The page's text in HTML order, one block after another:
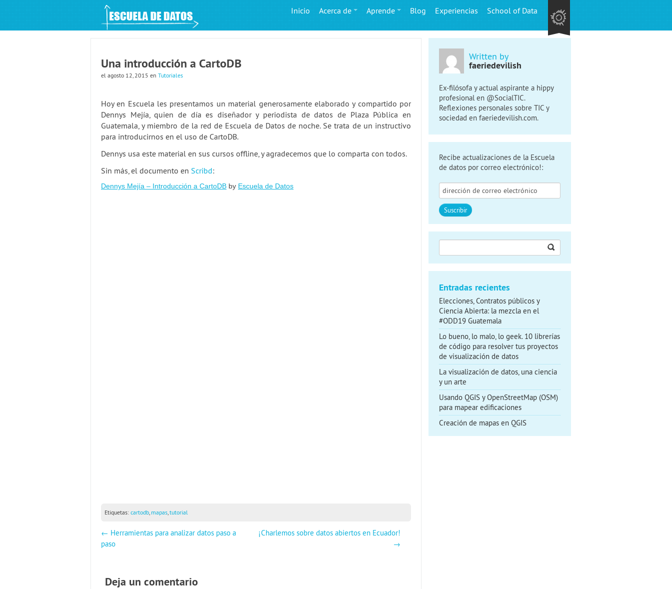
An Open Knowledge Foundation Site Inicio Acerca de Aprende Blog Experiencias School of Data
Una introducción a CartoDB
el agosto 12, 2015 en Tutoriales
Hoy en Escuela les presentamos un material generosamente elaborado y compartido por
Dennys Mejía, quien de día es diseñador y periodista de datos de Plaza Pública en
Guatemala, y miembro de la red de Escuela de Datos de noche. Se trata de un instructivo
para introducirnos en el uso de CartoDB.
Dennys usa este material en sus cursos offline, y agradecemos que lo comparta con todos.
Sin más, el documento en Scribd:
Dennys Mejía – Introducción a CartoDB by Escuela de Datos
Etiquetas: cartodb, mapas,tutorial
← Herramientas para analizar datos paso a
paso
¡Charlemos sobre datos abiertos en Ecuador!
→
Deja un comentario
Written by
faeriedevilish
Ex-filósofa y actual aspirante a hippy
profesional en @SocialTIC.
Reflexiones personales sobre TIC y
sociedad en faeriedevilish.com.
Recibe actualizaciones de la Escuela
de datos por correo electrónico!:
Entradas recientes
Elecciones, Contratos públicos y
Ciencia Abierta: la mezcla en el
#ODD19 Guatemala
Lo bueno, lo malo, lo geek. 10 librerías
de código para resolver tus proyectos
de visualización de datos
La visualización de datos, una ciencia
y un arte
Usando QGIS y OpenStreetMap (OSM)
para mapear edificaciones
Creación de mapas en QGIS